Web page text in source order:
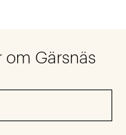
om Gärsnäs